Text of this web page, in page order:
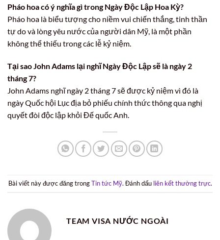
Pháo hoa có ý nghĩa gì trong Ngày Độc Lập Hoa Kỳ?
Pháo hoa là biểu tượng cho niềm vui chiến thắng, tinh thần
tự do và lòng yêu nước của người dân Mỹ, là một phần
không thể thiếu trong các lễ kỷ niệm.
Tại sao John Adams lại nghĩ Ngày Độc Lập sẽ là ngày 2
tháng 7?
John Adams nghĩ ngày 2 tháng 7 sẽ được kỷ niệm vì đó là
ngày Quốc hội Lục địa bỏ phiếu chính thức thông qua nghị
quyết đòi độc lập khỏi Đế quốc Anh.
Bài viết này được đăng trongTin tức Mỹ. Đánh dấu liên kết thường trực.
TEAM VISA NƯỚC NGOÀI